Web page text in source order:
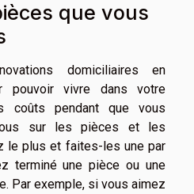
que vous
domiciliaires en
pouvoir vivre dans votre
coûts pendant que vous
sur les pièces et les
le plus et faites-les une par
terminé une pièce ou une
Par exemple, si vous aimez